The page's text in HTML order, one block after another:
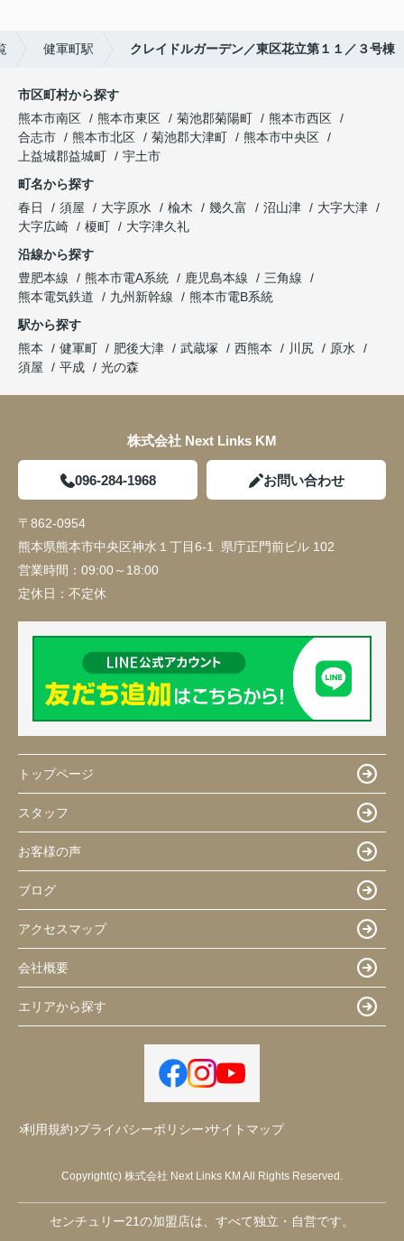
健軍町駅 クレイドルガーデン／東区花立第１１／３号棟
市区町村から探す
熊本市南区
熊本市東区 菊池郡菊陽町
熊本市西区
合志市
熊本市北区 菊池郡大津町
熊本市中央区
上益城郡益城町
宇土市
町名から探す
春日
須屋 大字原水 楡木 幾久富 沼山津
大字大津
大字広崎
榎町
大字津久礼
沿線から探す
豊肥本線
熊本市電A系統 鹿児島本線
三角線
熊本電気鉄道
九州新幹線
熊本市電B系統
駅から探す
熊本
健軍町 肥後大津 武蔵塚 西熊本 川尻
原水
須屋
平成 光の森
株式会社 Next Links KM
096-284-1968 お問い合わせ
〒862-0954
熊本県熊本市中央区神水１丁目6-1 県庁正門前ビル 102
営業時間： 09:00～18:00
定休日： 不定休
トップページ
スタッフ
お客様の声
ブログ
アクセスマップ
会社概要
エリアから探す
利用規約 プライバシーポリシー サイトマップ
Copyright(c) 株式会社 Next Links KM All Rights Reserved.
センチュリー21の加盟店は、すべて独立・自営です。